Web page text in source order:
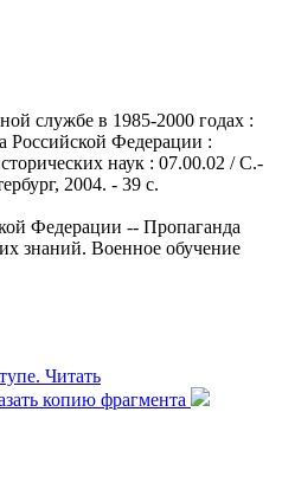
службе в 1985-2000 годах :
Российской Федерации :
наук : 07.00.02 / С.-
2004. - 39 с.
Федерации -- Пропаганда
знаний. Военное обучение
Читать
копию фрагмента